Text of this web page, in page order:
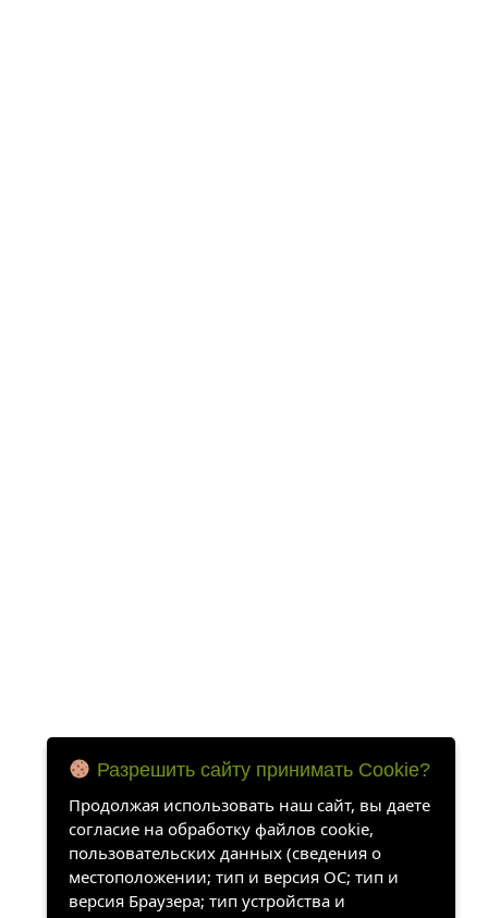
Разрешить сайту принимать Cookie?
Продолжая использовать наш сайт, вы даете
согласие на обработку файлов cookie,
пользовательских данных (сведения о
местоположении; тип и версия ОС; тип и
версия Браузера; тип устройства и